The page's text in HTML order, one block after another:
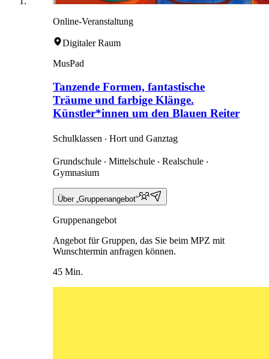
Online-Veranstaltung
Digitaler Raum
MusPad
Tanzende Formen, fantastische
Träume und farbige Klänge.
Künstler*innen um den Blauen Reiter
Schulklassen ‧ Hort und Ganztag
Grundschule ‧ Mittelschule ‧ Realschule ‧
Gymnasium
Über „Gruppenangebot“
Gruppenangebot
Angebot für Gruppen, das Sie beim MPZ mit
Wunschtermin anfragen können.
45 Min.